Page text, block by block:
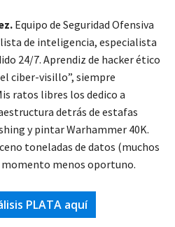
Equipo de Seguridad Ofensiva
de inteligencia, especialista
24/7. Aprendiz de hacker ético
ciber-visillo”, siempre
ratos libres los dedico a
detrás de estafas
y pintar Warhammer 40K.
toneladas de datos (muchos
momento menos oportuno.
PLATA aquí